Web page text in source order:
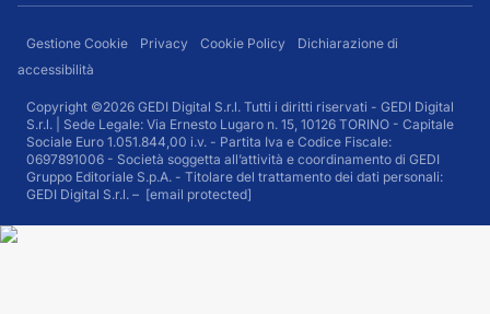
Gestione Cookie Privacy Cookie Policy
Dichiarazione di
accessibilità
Copyright ©2026 GEDI Digital S.r.l. Tutti i diritti riservati - GEDI Digital
S.r.l. | Sede Legale: Via Ernesto Lugaro n. 15, 10126 TORINO - Capitale
Sociale Euro 1.051.844,00 i.v. - Partita Iva e Codice Fiscale:
0697891006 - Società soggetta all’attività e coordinamento di GEDI
Gruppo Editoriale S.p.A. - Titolare del trattamento dei dati personali:
GEDI Digital S.r.l. – [email protected]